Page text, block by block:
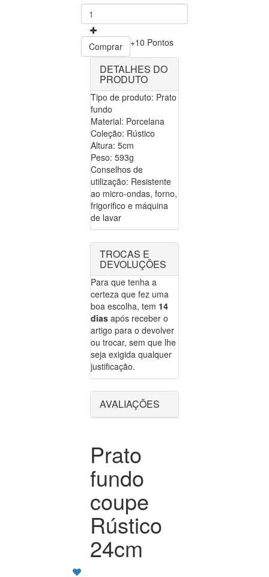
Comprar +10 Pontos
DETALHES DO
PRODUTO
Tipo de produto: Prato
fundo
Material: Porcelana
Coleção: Rústico
Altura: 5cm
Peso: 593g
Conselhos de
utilização: Resistente
ao micro-ondas, forno,
frigorifico e máquina
de lavar
TROCAS E
DEVOLUÇÕES
Para que tenha a
certeza que fez uma
boa escolha, tem 14
dias após receber o
artigo para o devolver
ou trocar, sem que lhe
seja exigida qualquer
justificação.
AVALIAÇÕES
Prato
fundo
coupe
Rústico
24cm